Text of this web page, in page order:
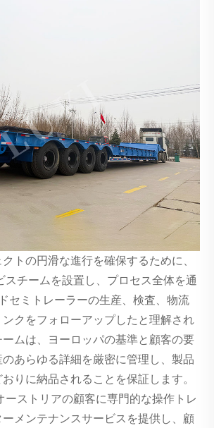
トの円滑な進行を確保するために、
スチームを設置し、プロセス全体を通
セミトレーラーの生産、検査、物流
クをフォローアップしたと理解され
ムは、ヨーロッパの基準と顧客の要
あらゆる詳細を厳密に管理し、製品
りに納品されることを保証します。
ーストリアの顧客に専門的な操作トレ
メンテナンスサービスを提供し、顧